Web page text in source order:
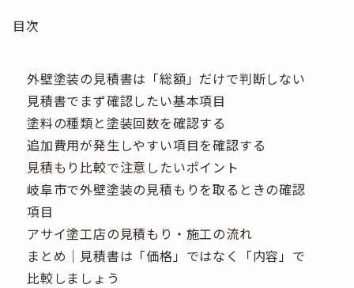
目次
外壁塗装の見積書は「総額」だけで判断しない
見積書でまず確認したい基本項目
塗料の種類と塗装回数を確認する
追加費用が発生しやすい項目を確認する
見積もり比較で注意したいポイント
岐阜市で外壁塗装の見積もりを取るときの確認
項目
アサイ塗工店の見積もり・施工の流れ
まとめ｜見積書は「価格」ではなく「内容」で
比較しましょう